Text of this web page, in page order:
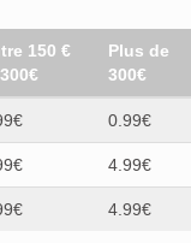
150 €
Plus de
300€
0.99€
4.99€
4.99€